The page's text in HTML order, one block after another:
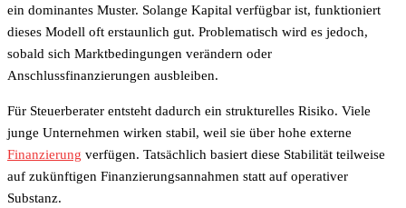
ein dominantes Muster. Solange Kapital verfügbar ist, funktioniert
dieses Modell oft erstaunlich gut. Problematisch wird es jedoch,
sobald sich Marktbedingungen verändern oder
Anschlussfinanzierungen ausbleiben.
Für Steuerberater entsteht dadurch ein strukturelles Risiko. Viele
junge Unternehmen wirken stabil, weil sie über hohe externe
Finanzierung verfügen. Tatsächlich basiert diese Stabilität teilweise
auf zukünftigen Finanzierungsannahmen statt auf operativer
Substanz.